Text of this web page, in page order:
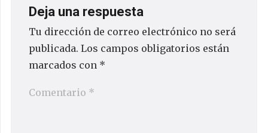
Deja una respuesta
Tu dirección de correo electrónico no será
publicada. Los campos obligatorios están
marcados con *